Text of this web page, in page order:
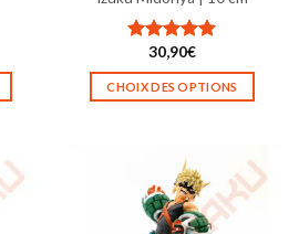
Note5.00
sur 5
30,90€
CHOIX DES OPTIONS
plusieurs
variations.
Les